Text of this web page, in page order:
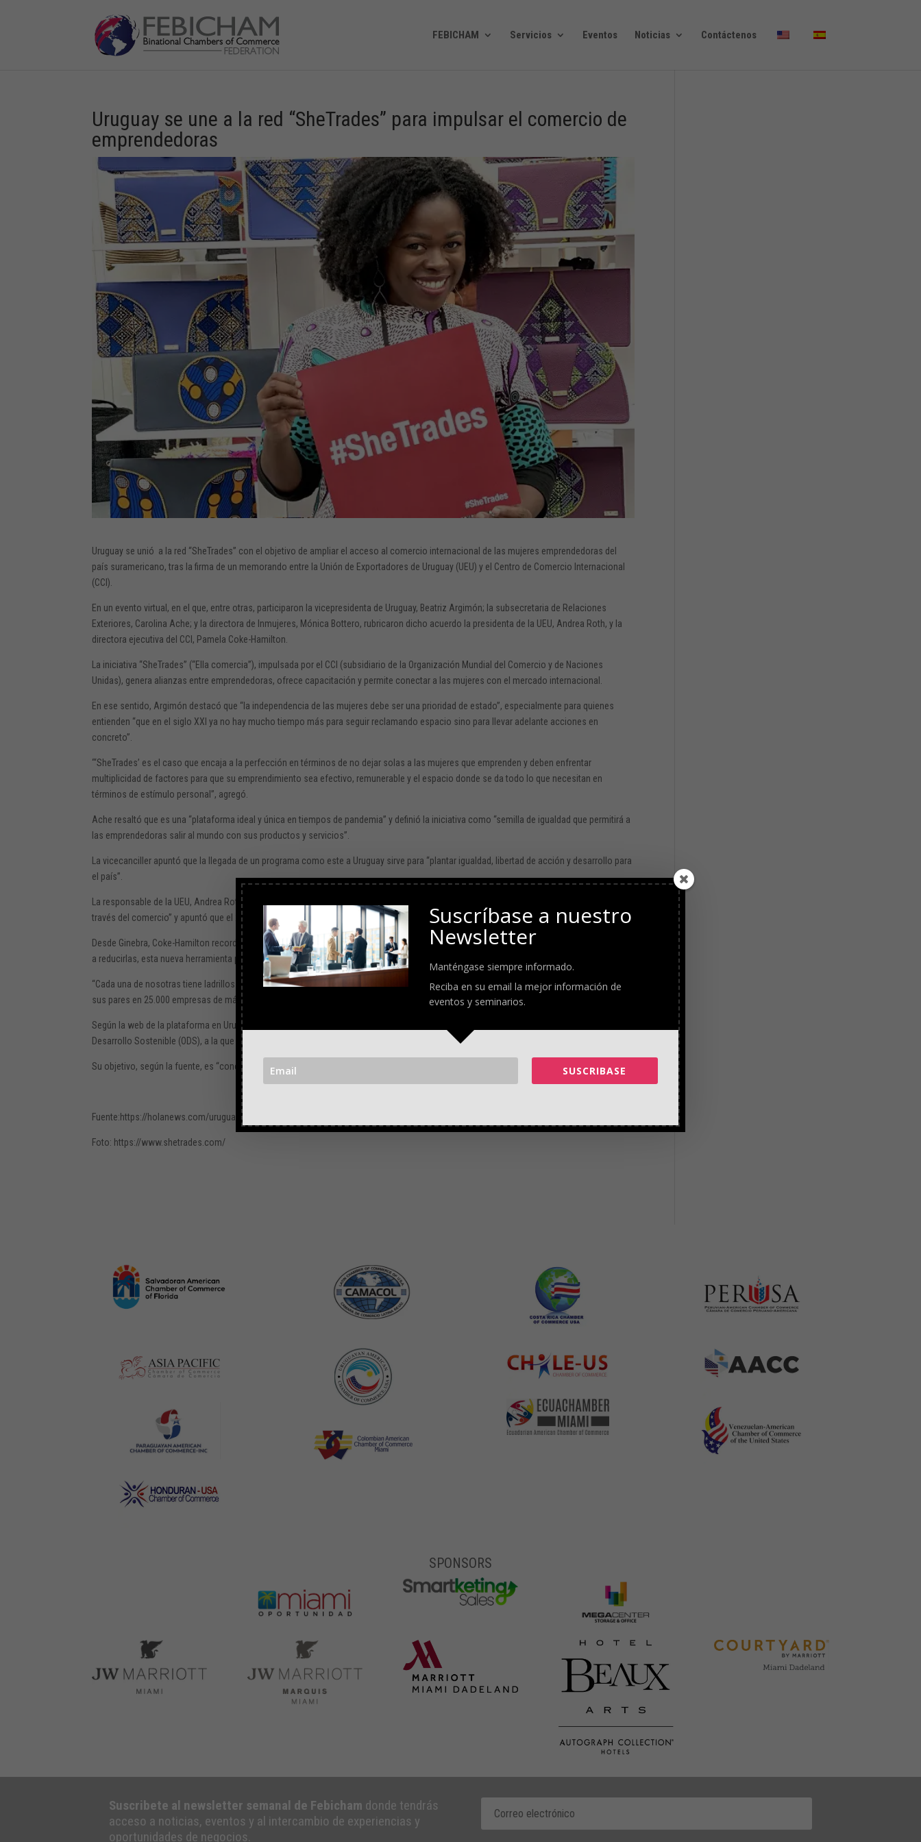
FEBICHAM Servicios Eventos Noticias Contáctenos
Uruguay se une a la red “SheTrades” para impulsar el comercio de
emprendedoras
Uruguay se unió a la red “SheTrades” con el objetivo de ampliar el acceso al comercio internacional de las mujeres emprendedoras del
país suramericano, tras la firma de un memorando entre la Unión de Exportadores de Uruguay (UEU) y el Centro de Comercio Internacional
(CCI).
En un evento virtual, en el que, entre otras, participaron la vicepresidenta de Uruguay, Beatriz Argimón; la subsecretaria de Relaciones
Exteriores, Carolina Ache; y la directora de Inmujeres, Mónica Bottero, rubricaron dicho acuerdo la presidenta de la UEU, Andrea Roth, y la
directora ejecutiva del CCI, Pamela Coke-Hamilton.
La iniciativa “SheTrades” (“Ella comercia”), impulsada por el CCI (subsidiario de la Organización Mundial del Comercio y de Naciones
Unidas), genera alianzas entre emprendedoras, ofrece capacitación y permite conectar a las mujeres con el mercado internacional.
En ese sentido, Argimón destacó que “la independencia de las mujeres debe ser una prioridad de estado”, especialmente para quienes
entienden “que en el siglo XXI ya no hay mucho tiempo más para seguir reclamando espacio sino para llevar adelante acciones en
concreto”.
“‘SheTrades’ es el caso que encaja a la perfección en términos de no dejar solas a las mujeres que emprenden y deben enfrentar
multiplicidad de factores para que su emprendimiento sea efectivo, remunerable y el espacio donde se da todo lo que necesitan en
términos de estímulo personal”, agregó.
Ache resaltó que es una “plataforma ideal y única en tiempos de pandemia” y definió la iniciativa como “semilla de igualdad que permitirá a
las emprendedoras salir al mundo con sus productos y servicios”.
La vicecanciller apuntó que la llegada de un programa como este a Uruguay sirve para “plantar igualdad, libertad de acción y desarrollo para
el país”.
La responsable de la UEU, Andrea Roth, puso de relieve una herramienta como esta para “el empoderamiento económico de las mujeres a
través del comercio” y apuntó que el 21 de abril tendrá lugar la primera capacitación virtual.
Desde Ginebra, Coke-Hamilton recordó las “brechas flagrantes en oportunidad y logros” entre mujeres y hombres en Uruguay y, para ayudar
a reducirlas, esta nueva herramienta puede convertir a las emprendedoras en “poderosas agentes de cambio”.
“Cada una de nosotras tiene ladrillos que poner”, argumentó antes de animar a las emprendedoras uruguayas para que se conecten con
sus pares en 25.000 empresas de más de 100 países del mundo.
Según la web de la plataforma en Uruguay, este “ecosistema de soluciones integradas” es una contribución del CCI a los Objetivos de
Desarrollo Sostenible (ODS), a la que fueron uniéndose países para sumar esfuerzos y “adaptar la estrategia al contexto local”.
Su objetivo, según la fuente, es “conectar a tres millones de mujeres empresarias con el mercado para 2021”.
Fuente:https://holanews.com/uruguay-se-une-a-la-red-shetrades-para-impulsar-el-comercio-de-emprendedoras/
Foto: https://www.shetrades.com/
SPONSORS
Suscribete al newsletter semanal de Febicham donde tendrás
acceso a noticias, eventos y al intercambio de experiencias y
oportunidades de negocios.
Suscríbase a nuestro
Newsletter
Manténgase siempre informado.
Reciba en su email la mejor información de
eventos y seminarios.
SUSCRIBASE